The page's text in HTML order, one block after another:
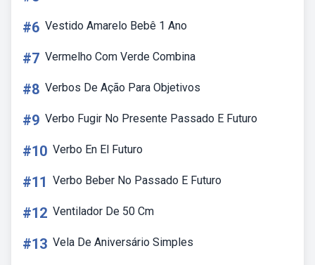
#6 Vestido Amarelo Bebê 1 Ano
#7 Vermelho Com Verde Combina
#8 Verbos De Ação Para Objetivos
#9 Verbo Fugir No Presente Passado E Futuro
#10 Verbo En El Futuro
#11 Verbo Beber No Passado E Futuro
#12 Ventilador De 50 Cm
#13 Vela De Aniversário Simples